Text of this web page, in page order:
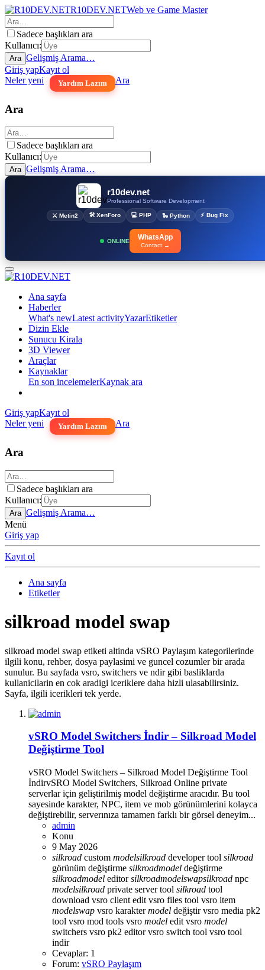
R10DEV.NETWeb ve Game Master
Sadece başlıkları ara
Kullanıcı:
Ara Gelişmiş Arama…
Giriş yapKayıt ol
Neler yeni
Yardım Lazım Ara
Ara
Sadece başlıkları ara
Kullanıcı:
Ara Gelişmiş Arama…
r10dev.net
Professional Software Development
⚔ Metin2 🛠 XenForo 💻 PHP 🐍 Python ⚡ Bug Fix
ONLINE WhatsApp
Contact →
Ana sayfa
Haberler
What's newLatest activityYazarEtiketler
Dizin Ekle
Sunucu Kirala
3D Viewer
Araçlar
Kaynaklar
En son incelemelerKaynak ara
Giriş yapKayıt ol
Neler yeni
Yardım Lazım Ara
Ara
Sadece başlıkları ara
Kullanıcı:
Ara Gelişmiş Arama…
Menü
Giriş yap
Kayıt ol
Ana sayfa
Etiketler
silkroad model swap
silkroad model swap etiketi altinda vSRO Paylaşım kategorilerinde
ilgili konu, rehber, dosya paylasimi ve guncel cozumler bir arada
sunulur. Bu sayfada vsro, switchers ve ndir gibi basliklarda
kullanicilarin en cok aradigi iceriklere daha hizli ulasabilirsiniz.
Sayfa, ilgili icerikleri tek yerde.
vSRO Model Switchers İndir – Silkroad Model
Değiştirme Tool
vSRO Model Switchers – Silkroad Model Değiştirme Tool
İndirvSRO Model Switchers, Silkroad Online private
serverlar için geliştirilmiş model değiştirme aracıdır. Bu tool
sayesinde karakter, NPC, item ve mob görünümlerini kolayca
değiştirebilir, serverınıza tamamen farklı bir görsel deneyim...
admin
Konu
9 May 2026
silkroad custom modelsilkroad developer tool silkroad
görünüm değiştirme silkroadmodel değiştirme
silkroadmodel editorsilkroadmodelswapsilkroad npc
modelsilkroad private server tool silkroad tool
download vsro client edit vsro files tool vsro item
modelswap vsro karaktermodel değiştirvsro media pk2
tool vsro mod tools vsro model edit vsro model
switchers vsro pk2 editorvsro switch tool vsro tool
indir
Cevaplar: 1
Forum: vSRO Paylaşım